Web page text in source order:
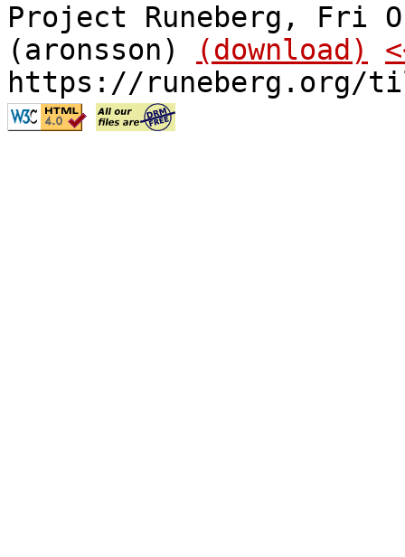
Project Runeberg, Fri
(aronsson)
(download)
https://runeberg.org/